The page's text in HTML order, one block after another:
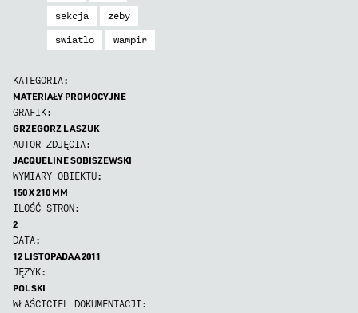
sekcja
zeby
swiatlo
wampir
KATEGORIA:
MATERIAŁY PROMOCYJNE
GRAFIK:
GRZEGORZ LASZUK
AUTOR ZDJĘCIA:
JACQUELINE SOBISZEWSKI
WYMIARY OBIEKTU:
150 X 210 MM
ILOŚĆ STRON:
2
DATA:
12 LISTOPADAA 2011
JĘZYK:
POLSKI
WŁAŚCICIEL DOKUMENTACJI: